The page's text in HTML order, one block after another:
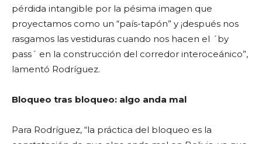
pérdida intangible por la pésima imagen que
proyectamos como un “país-tapón” y ¡después nos
rasgamos las vestiduras cuando nos hacen el ´by
pass´ en la construcción del corredor interoceánico”,
lamentó Rodríguez.
Bloqueo tras bloqueo: algo anda mal
Para Rodríguez, “la práctica del bloqueo es la